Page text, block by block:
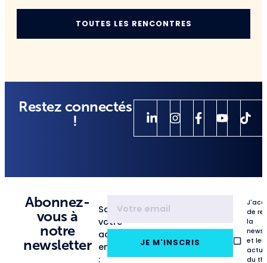
TOUTES LES RENCONTRES
Restez connectés
!
Abonnez-
vous à
notre
newsletter
Saisissez
votre
adresse
email
:
JE M'INSCRIS
de
la
et les
du